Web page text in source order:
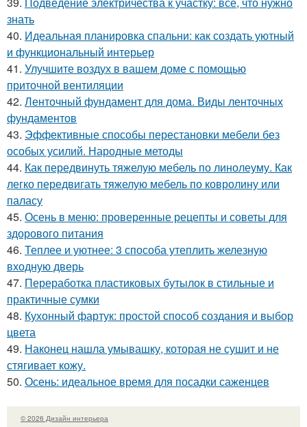
знать
40. Идеальная планировка спальни: как создать уютный
и функциональный интерьер
41. Улучшите воздух в вашем доме с помощью
приточной вентиляции
42. Ленточный фундамент для дома. Виды ленточных
фундаментов
43. Эффективные способы перестановки мебели без
особых усилий. Народные методы
44. Как передвинуть тяжелую мебель по линолеуму. Как
легко передвигать тяжелую мебель по ковролину или
паласу
45. Осень в меню: проверенные рецепты и советы для
здорового питания
46. Теплее и уютнее: 3 способа утеплить железную
входную дверь
47. Переработка пластиковых бутылок в стильные и
практичные сумки
48. Кухонный фартук: простой способ создания и выбор
цвета
49. Наконец нашла умывашку, которая не сушит и не
стягивает кожу.
50. Осень: идеальное время для посадки саженцев
© 2026 Дизайн интерьера